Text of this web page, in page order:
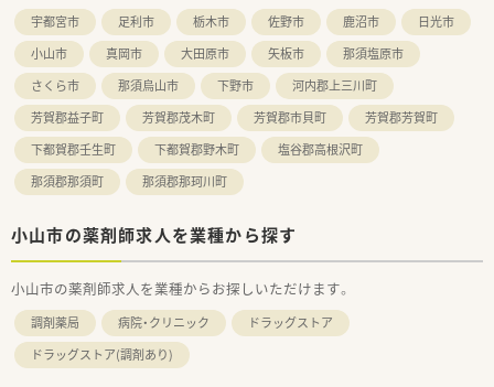
宇都宮市 足利市 栃木市 佐野市 鹿沼市
日光市
小山市
真岡市 大田原市 矢板市
那須塩原市
さくら市
那須烏山市 下野市
河内郡上三川町
芳賀郡益子町
芳賀郡茂木町 芳賀郡市貝町
芳賀郡芳賀町
下都賀郡壬生町
下都賀郡野木町
塩谷郡高根沢町
那須郡那須町
那須郡那珂川町
小山市の薬剤師求人を業種から探す
小山市の薬剤師求人を業種からお探しいただけます。
調剤薬局 病院・クリニック
ドラッグストア
ドラッグストア(調剤あり)